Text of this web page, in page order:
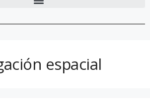
espacial